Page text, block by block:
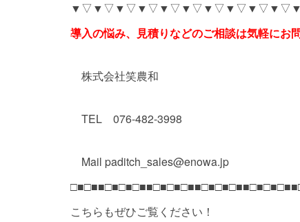
導入の悩み、見積りなどのご相談は気軽にお
株式会社笑農和
TEL 076-482-3998
Mail paditch_sales@enowa.jp
こちらもぜひご覧ください！